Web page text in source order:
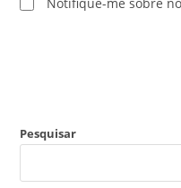
Pesquisar